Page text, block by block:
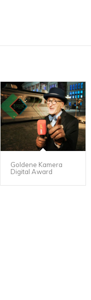
Goldene Kamera
Digital Award